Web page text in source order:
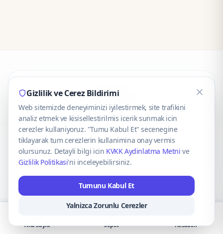
CaseOnn
© 2025 CaseOnn. Tüm hakları saklıdır.
VISA Mastercard
Gizlilik ve Cerez Bildirimi
Web sitemizde deneyiminizi iyilestirmek, site trafikini
analiz etmek ve kisisellestirilmis icerik sunmak icin
cerezler kullaniyoruz. "Tumu Kabul Et" secenegine
tiklayarak tum cerezlerin kullanimina onay vermis
olursunuz. Detayli bilgi icin KVKK Aydinlatma Metni ve
Gizlilik Politikasi'ni inceleyebilirsiniz.
Tumunu Kabul Et
Yalnizca Zorunlu Cerezler
Ana Sayfa Sepet Hesabım